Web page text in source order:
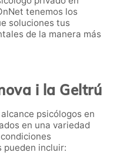
tenemos los
soluciones tus
de la manera más
i la Geltrú
psicólogos en
en una variedad
pueden incluir: